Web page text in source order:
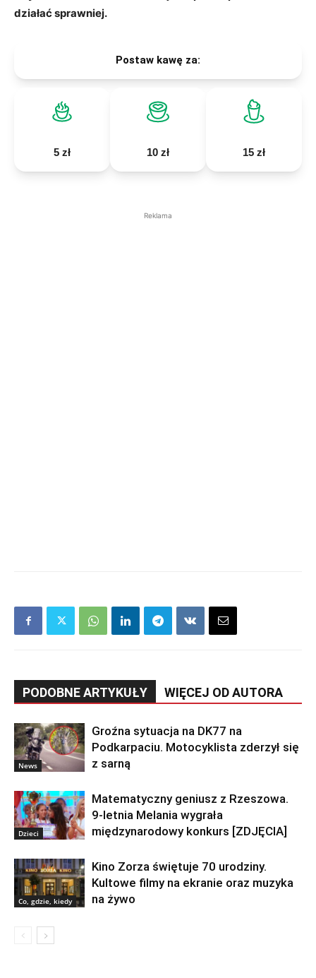
działać sprawniej.
Postaw kawę za:
5 zł 10 zł 15 zł
Reklama
PODOBNE ARTYKUŁY WIĘCEJ OD AUTORA
News
Groźna sytuacja na DK77 na
Podkarpaciu. Motocyklista zderzył się
z sarną
Dzieci
Matematyczny geniusz z Rzeszowa.
9-letnia Melania wygrała
międzynarodowy konkurs [ZDJĘCIA]
Co, gdzie, kiedy
Kino Zorza świętuje 70 urodziny.
Kultowe filmy na ekranie oraz muzyka
na żywo